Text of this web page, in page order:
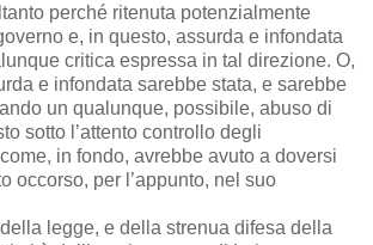
perché ritenuta potenzialmente
e, in questo, assurda e infondata
critica espressa in tal direzione. O,
e infondata sarebbe stata, e sarebbe
un qualunque, possibile, abuso di
sotto l’attento controllo degli
in fondo, avrebbe avuto a doversi
occorso, per l’appunto, nel suo
legge, e della strenua difesa della